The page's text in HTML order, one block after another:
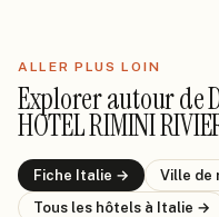
ALLER PLUS LOIN
Explorer autour de
HOTEL RIMINI
Fiche Italie → Ville de
Tous les hôtels à Italie →